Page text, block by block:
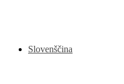
Slovenščina